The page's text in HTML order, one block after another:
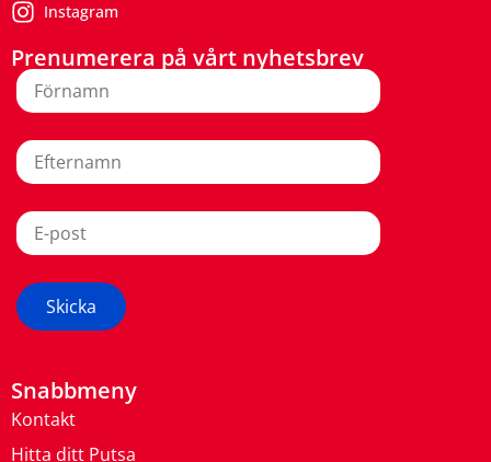
Instagram
Prenumerera på vårt nyhetsbrev
Snabbmeny
Kontakt
Hitta ditt Putsa